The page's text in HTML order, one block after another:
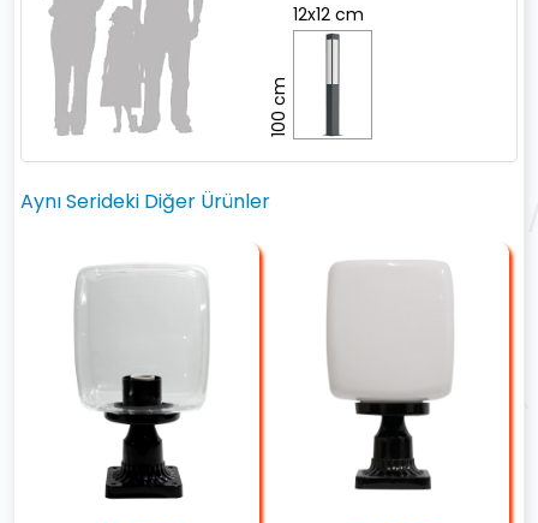
12x12 cm
100 cm
Aynı Serideki Diğer Ürünler